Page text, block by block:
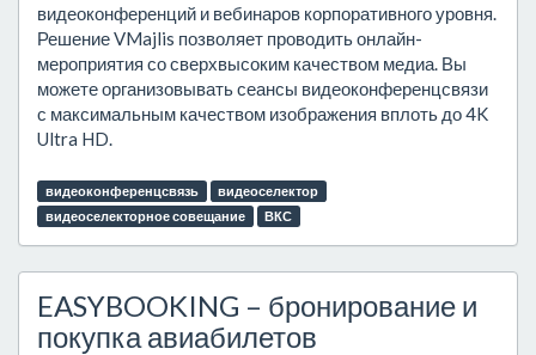
видеоконференций и вебинаров корпоративного уровня.
Решение VMajlis позволяет проводить онлайн-
мероприятия со сверхвысоким качеством медиа. Вы
можете организовывать сеансы видеоконференцсвязи
с максимальным качеством изображения вплоть до 4K
Ultra HD.
видеоконференцсвязь
видеоселектор
видеоселекторное совещание
ВКС
EASYBOOKING – бронирование и
покупка авиабилетов